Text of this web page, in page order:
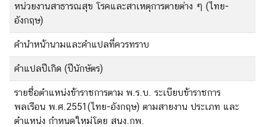
บ
ริ
ก
า
ร
ป
ร
ะ
หน่วยงานสาธารณสุข โรคและสาเหตุการตายต่าง ๆ (ไทย-
อังกฤษ)
คำนำหน้านามและคำแปลที่ควรทราบ
คำแปลปีเกิด (ปีนักษัตร)
รายชื่อตำแหน่งข้าราชการตาม พ.ร.บ. ระเบียบข้าราชการ
พลเรือน พ.ศ.2551(ไทย-อังกฤษ) ตามสายงาน ประเภท และ
ตำแหน่ง กำหนดใหม่โดย สนง.กพ.